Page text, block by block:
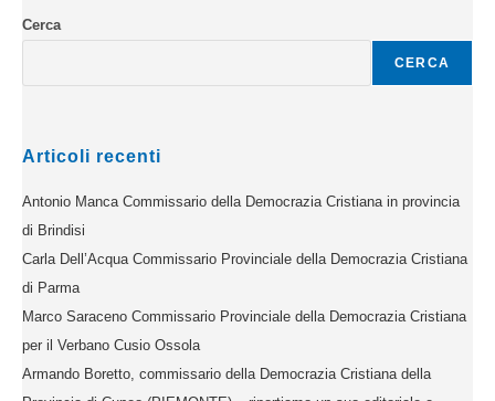
Cerca
CERCA
Articoli recenti
Antonio Manca Commissario della Democrazia Cristiana in provincia
di Brindisi
Carla Dell’Acqua Commissario Provinciale della Democrazia Cristiana
di Parma
Marco Saraceno Commissario Provinciale della Democrazia Cristiana
per il Verbano Cusio Ossola
Armando Boretto, commissario della Democrazia Cristiana della